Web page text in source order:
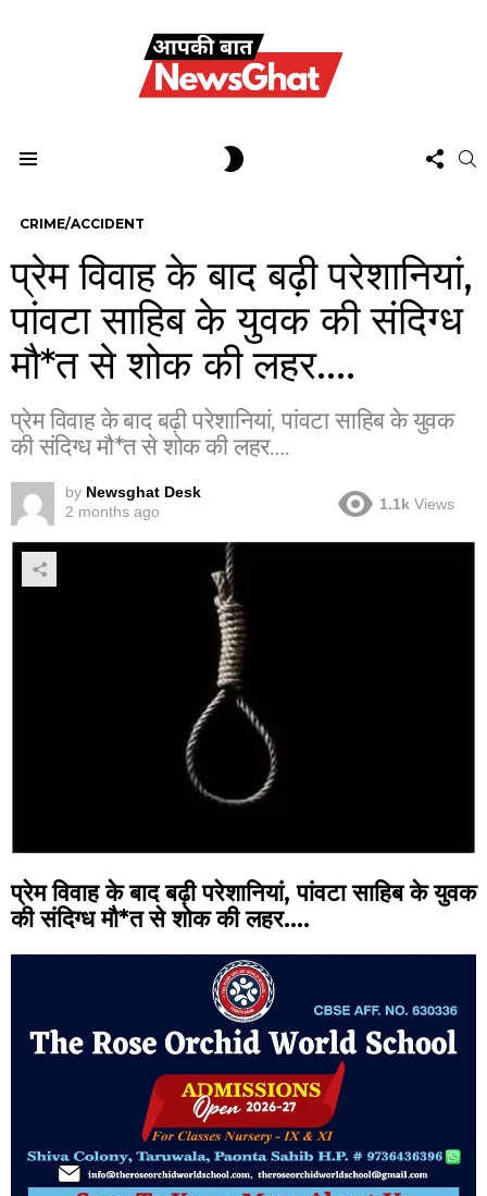
US
CRIME/ACCIDENT
प्रेम विवाह के बाद बढ़ी परेशानियां,
पांवटा साहिब के युवक की संदिग्ध
मौ*त से शोक की लहर….
प्रेम विवाह के बाद बढ़ी परेशानियां, पांवटा साहिब के युवक
की संदिग्ध मौ*त से शोक की लहर….
by Newsghat Desk
2 months ago
1.1k Views
प्रेम विवाह के बाद बढ़ी परेशानियां, पांवटा साहिब के युवक
की संदिग्ध मौ*त से शोक की लहर….